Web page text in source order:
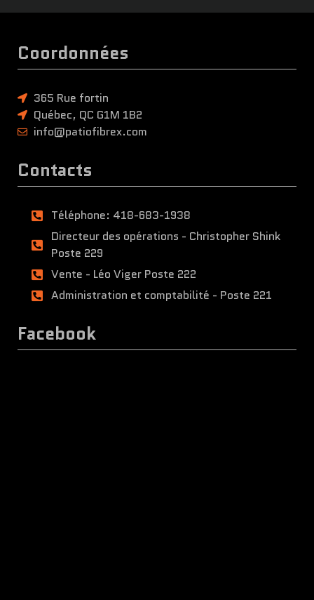
Coordonnées
365 Rue fortin
Québec, QC G1M 1B2
info@patiofibrex.com
Contacts
Téléphone: 418-683-1938
Directeur des opérations - Christopher Shink
Poste 229
Vente - Léo Viger Poste 222
Administration et comptabilité - Poste 221
Facebook